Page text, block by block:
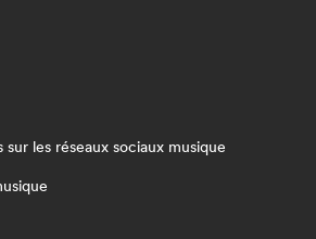
sur les réseaux sociaux musique